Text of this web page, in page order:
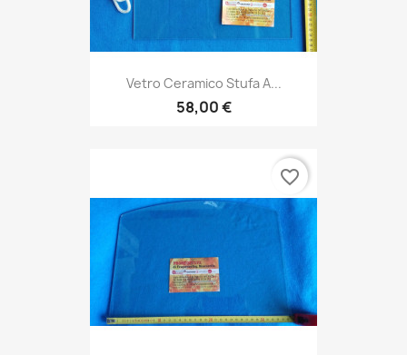
Vetro Ceramico Stufa A...
58,00 €
favorite_border